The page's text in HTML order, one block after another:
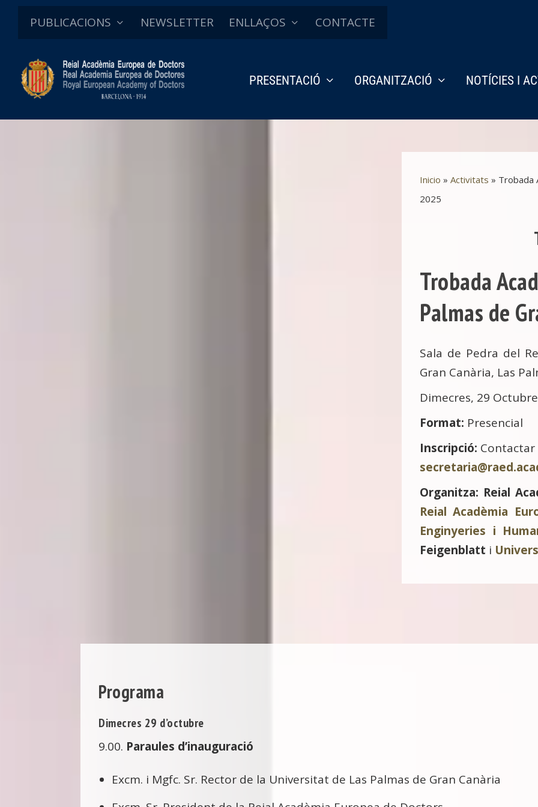
PUBLICACIONS NEWSLETTER ENLLAÇOS CONTACTE
PRESENTACIÓ ORGANITZACIÓ NOTÍCIES I
Inicio » Activitats » Trobada
2025
Trobada
Palmas de
Sala de Pedra del
Gran Canària, Las
Dimecres, 29
Format: Presencial
Inscripció: Contactar
Organitza: Reial
Reial Acadèmia
Enginyeries i
Feigenblatt i
Programa
Dimecres 29 d’octubre
9.00. Paraules d’inauguració
Excm. i Mgfc. Sr. Rector de la Universitat de Las Palmas de Gran Canària